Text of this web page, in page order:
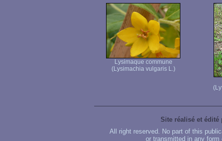
Lysimaque commune
(Lysimachia vulgaris L.)
Site réalisé et édité
All right reserved. No part of this
or transmitted in any